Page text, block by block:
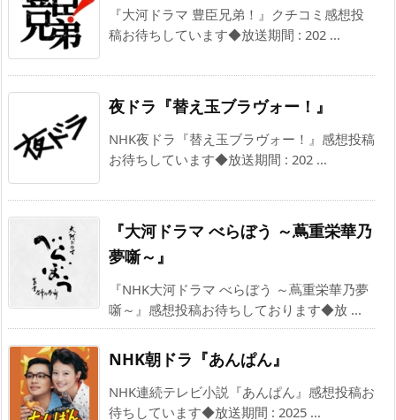
『大河ドラマ 豊臣兄弟！』クチコミ感想投
稿お待ちしています◆放送期間 : 202 ...
夜ドラ『替え玉ブラヴォー！』
NHK夜ドラ『替え玉ブラヴォー！』感想投稿
お待ちしています◆放送期間 : 202 ...
『大河ドラマ べらぼう ～蔦重栄華乃
夢噺～』
『NHK大河ドラマ べらぼう ～蔦重栄華乃夢
噺～』感想投稿お待ちしております◆放 ...
NHK朝ドラ『あんぱん』
NHK連続テレビ小説『あんぱん』感想投稿お
待ちしています◆放送期間 : 2025 ...